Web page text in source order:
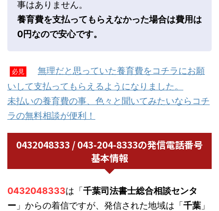
事はありません。
養育費を支払ってもらえなかった場合は費用は
0円なので安心です。
必見
無理だと思っていた養育費をコチラにお願
いして支払ってもらえるようになりました。
未払いの養育費の事、色々と聞いてみたいならコチ
ラの無料相談が便利！
0432048333 / 043-204-8333の発信電話番号
基本情報
0432048333は「 千葉司法書士総合相談センタ
ー 」からの着信ですが、発信された地域は「 千葉 」